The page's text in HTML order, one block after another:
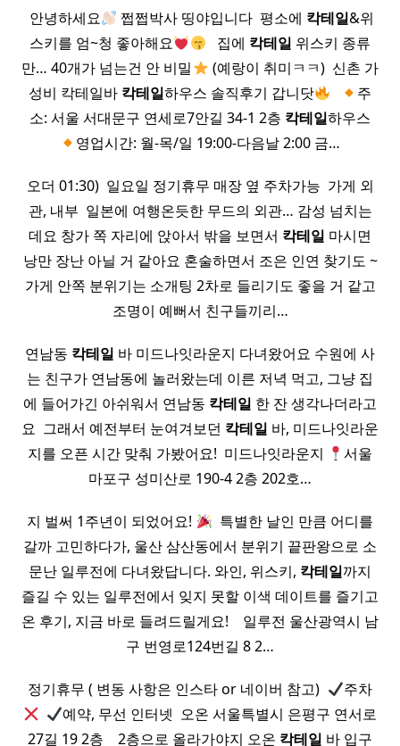
​ 안녕하세요 쩝쩝박사 띵야입니다 ​ 평소에 칵테일&위
스키를 엄~청 좋아해요
​ ​ 집에 칵테일 위스키 종류
만… 40개가 넘는건 안 비밀
(예랑이 취미ㅋㅋ) ​ 신촌 가
성비 칵테일바 칵테일하우스 솔직후기 갑니닷
주
소: 서울 서대문구 연세로7안길 34-1 2층 칵테일하우스
영업시간: 월-목/일 19:00-다음날 2:00 금…
오더 01:30) ​ 일요일 정기휴무 매장 옆 주차가능 ​ 가게 외
관, 내부 ​ 일본에 여행온듯한 무드의 외관… 감성 넘치는
데요 창가 쪽 자리에 앉아서 밖을 보면서 칵테일 마시면
낭만 장난 아닐 거 같아요 혼술하면서 조은 인연 찾기도 ~
가게 안쪽 분위기는 소개팅 2차로 들리기도 좋을 거 같고
조명이 예뻐서 친구들끼리…
연남동 칵테일 바 미드나잇라운지 다녀왔어요 수원에 사
는 친구가 연남동에 놀러왔는데 이른 저녁 먹고, 그냥 집
에 들어가긴 아쉬워서 연남동 칵테일 한 잔 생각나더라고
요 ​ 그래서 예전부터 눈여겨보던 칵테일 바, 미드나잇라운
지를 오픈 시간 맞춰 가봤어요! ​ 미드나잇라운지​
서울
마포구 성미산로 190-4 2층 202호…
지 벌써 1주년이 되었어요!
​ 특별한 날인 만큼 어디를
갈까 고민하다가, 울산 삼산동에서 분위기 끝판왕으로 소
문난 일루전에 다녀왔답니다. 와인, 위스키, 칵테일까지
즐길 수 있는 일루전에서 잊지 못할 이색 데이트를 즐기고
온 후기, 지금 바로 들려드릴게요! ​ ​ ​ 일루전 울산광역시 남
구 번영로124번길 8 2…
정기휴무 ( 변동 사항은 인스타 or 네이버 참고) ​
주차
예약, 무선 인터넷 ​ 오온 서울특별시 은평구 연서로
27길 19 2층 ​ ​ ​ 2층으로 올라가야지 오온 칵테일 바 입구